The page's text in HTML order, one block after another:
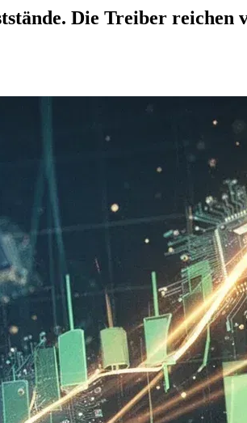
Die Treiber reichen